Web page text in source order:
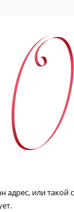
адрес, или такой